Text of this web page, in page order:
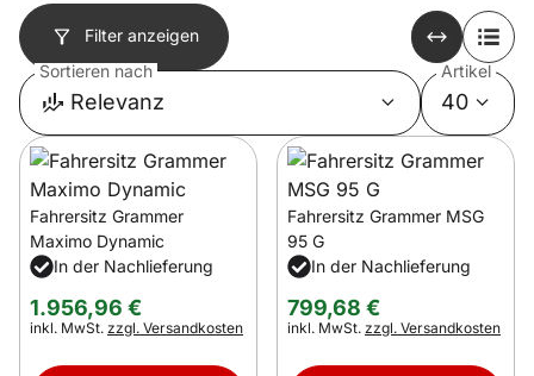
Filter anzeigen
Sortieren nach
Relevanz
Artikel
40
Fahrersitz Grammer
Maximo Dynamic
In der Nachlieferung
1.956,96 €
Steuerhinweis:
inkl. MwSt. zzgl. Versandkosten
Fahrersitz Grammer MSG
95 G
In der Nachlieferung
799,68 €
Steuerhinweis:
inkl. MwSt. zzgl. Versandkosten